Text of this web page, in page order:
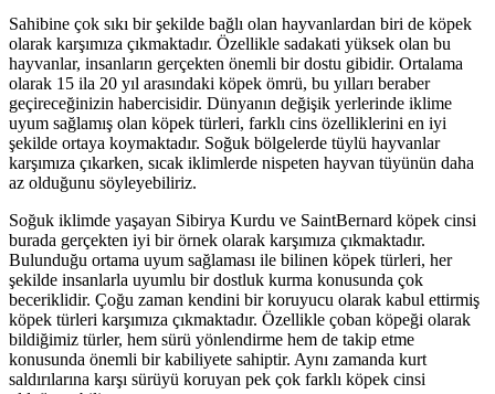
Sahibine çok sıkı bir şekilde bağlı olan hayvanlardan biri de köpek
olarak karşımıza çıkmaktadır. Özellikle sadakati yüksek olan bu
hayvanlar, insanların gerçekten önemli bir dostu gibidir. Ortalama
olarak 15 ila 20 yıl arasındaki köpek ömrü, bu yılları beraber
geçireceğinizin habercisidir. Dünyanın değişik yerlerinde iklime
uyum sağlamış olan köpek türleri, farklı cins özelliklerini en iyi
şekilde ortaya koymaktadır. Soğuk bölgelerde tüylü hayvanlar
karşımıza çıkarken, sıcak iklimlerde nispeten hayvan tüyünün daha
az olduğunu söyleyebiliriz.
Soğuk iklimde yaşayan Sibirya Kurdu ve SaintBernard köpek cinsi
burada gerçekten iyi bir örnek olarak karşımıza çıkmaktadır.
Bulunduğu ortama uyum sağlaması ile bilinen köpek türleri, her
şekilde insanlarla uyumlu bir dostluk kurma konusunda çok
beceriklidir. Çoğu zaman kendini bir koruyucu olarak kabul ettirmiş
köpek türleri karşımıza çıkmaktadır. Özellikle çoban köpeği olarak
bildiğimiz türler, hem sürü yönlendirme hem de takip etme
konusunda önemli bir kabiliyete sahiptir. Aynı zamanda kurt
saldırılarına karşı sürüyü koruyan pek çok farklı köpek cinsi